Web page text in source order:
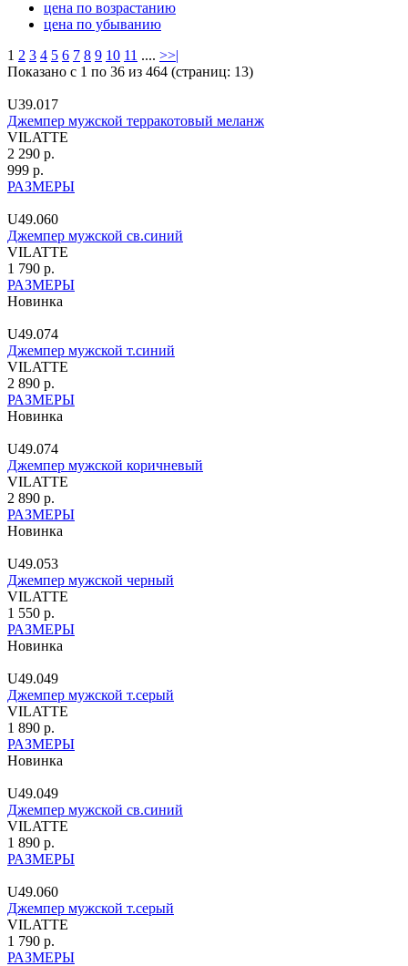
цена по возрастанию
цена по убыванию
1 2 3 4 5 6 7 8 9 10 11 .... >>|
Показано с 1 по 36 из 464 (страниц: 13)
U39.017
Джемпер мужской терракотовый меланж
VILATTE
2 290 р.
999 р.
РАЗМЕРЫ
U49.060
Джемпер мужской св.синий
VILATTE
1 790 р.
РАЗМЕРЫ
Новинка
U49.074
Джемпер мужской т.синий
VILATTE
2 890 р.
РАЗМЕРЫ
Новинка
U49.074
Джемпер мужской коричневый
VILATTE
2 890 р.
РАЗМЕРЫ
Новинка
U49.053
Джемпер мужской черный
VILATTE
1 550 р.
РАЗМЕРЫ
Новинка
U49.049
Джемпер мужской т.серый
VILATTE
1 890 р.
РАЗМЕРЫ
Новинка
U49.049
Джемпер мужской св.синий
VILATTE
1 890 р.
РАЗМЕРЫ
U49.060
Джемпер мужской т.серый
VILATTE
1 790 р.
РАЗМЕРЫ